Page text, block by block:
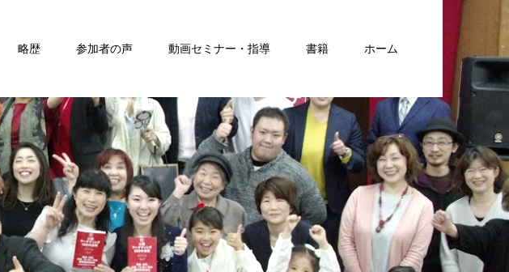
略歴 参加者の声 動画セミナー・指導 書籍 ホーム